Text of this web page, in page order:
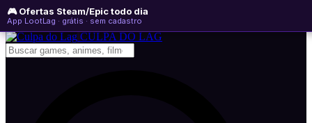
🎮 Ofertas Steam/Epic todo dia
App LootLag · grátis · sem cadastro
segunda-feira, 10 de agosto de 2026
Newsletter
CULPA DO LAG